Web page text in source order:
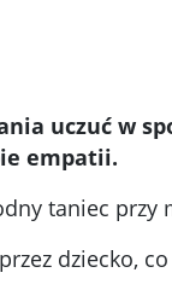
uczuć w
empatii.
taniec przy
dziecko,